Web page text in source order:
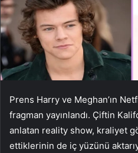
Prens Harry ve Meghan’ın
fragman yayınlandı. Çiftin
anlatan reality show, kraliyet
ettiklerinin de iç yüzünü